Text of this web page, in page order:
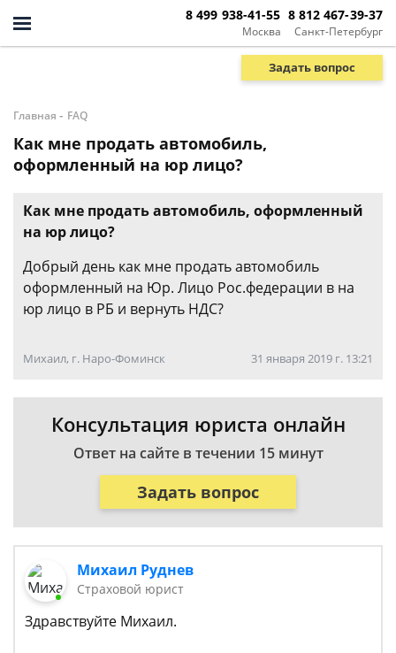
Москва
8 499 938-41-55
Санкт-Петербург
8 812 467-39-37
Задать вопрос
Главная - FAQ
Как мне продать автомобиль,
оформленный на юр лицо?
Как мне продать автомобиль, оформленный
на юр лицо?
Добрый день как мне продать автомобиль
оформленный на Юр. Лицо Рос.федерации в на
юр лицо в РБ и вернуть НДС?
Михаил, г. Наро-Фоминск 31 января 2019 г. 13:21
Консультация юриста онлайн
Ответ на сайте в течении 15 минут
Задать вопрос
Михаил Руднев
Страховой юрист
Здравствуйте Михаил.